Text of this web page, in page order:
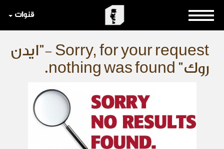
قنوات
Sorry, for your request -"ايدن
روك" nothing was found.